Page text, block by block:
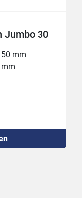
Jumbo 30
mm